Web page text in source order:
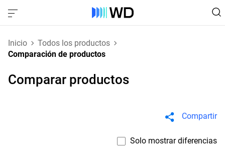
Inicio
Todos los productos
Comparación de productos
Comparar productos
Compartir
Solo mostrar diferencias